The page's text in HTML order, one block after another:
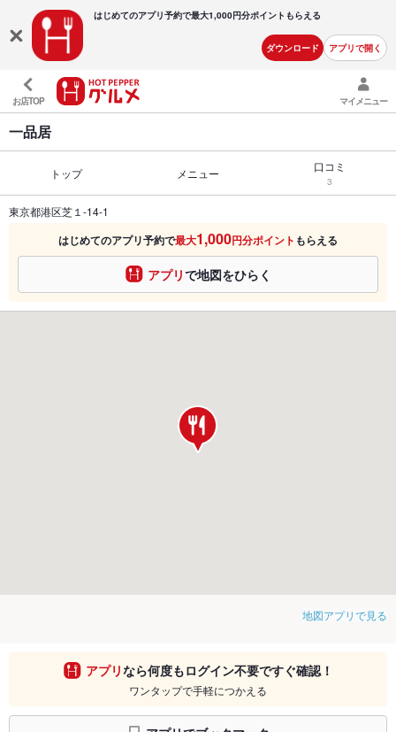
はじめてのアプリ予約で最大1,000円分ポイントもらえる
ダウンロード アプリで開く
お店TOP マイメニュー
一品居
トップ メニュー 口コミ
3
東京都港区芝１-14-1
はじめてのアプリ予約で最大1,000円分ポイント もらえる
アプリで地図をひらく
地図アプリで見る
アプリなら何度もログイン不要ですぐ確認！
ワンタップで手軽につかえる